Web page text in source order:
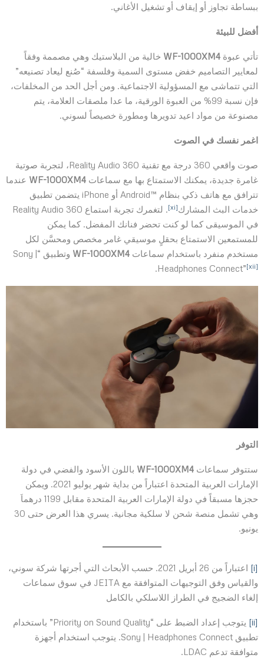
ببساطة تجاوز أو إيقاف أو تشغيل الأغاني.
أفضل للبيئة
تأتي عبوة WF-1000XM4 خالية من البلاستيك وهي مصممة وفقاً
لمعايير التصاميم خفض مستوى السمية وفلسفة “صُنع ليعاد تصنيعه”
التي تتماشى مع المسؤولية الاجتماعية. ومن أجل الحد من المخلفات،
فإن نسبة 99% من العبوة الورقية، ما عدا ملصقات العلامة، يتم
مصنوعة من مواد اعيد تدويرها ومطورة خصيصاً لسوني.
اغمر نفسك في الصوت
صوت واقعي 360 درجة مع تقنية 360 Reality Audio، لتجربة صوتية
غامرة جديدة، يمكنك الاستمتاع بها مع سماعات WF-1000XM4 عندما
تترافق مع هاتف ذكي بنظام ™Android أو iPhone يتضمن تطبيق
خدمات البث المشارك[xi]
. لتغمرك تجربة استماع 360 Reality Audio
في الموسيقى كما لو كنت تحضر فنانك المفضل. كما يمكن
للمستمعين الاستمتاع بحقلٍ موسيقي غامر مخصص ومحسَّن لكل
مستخدم منفرد باستخدام سماعات WF-1000XM4
وتطبيق “Sony |
Headphones Connect”[xii]
.
التوفر
ستتوفر سماعات WF-1000XM4 باللون الأسود والفضي في دولة
الإمارات العربية المتحدة اعتباراً من بداية شهر يوليو 2021. ويمكن
حجزها مسبقاً في دولة الإمارات العربية المتحدة مقابل 1199 درهماَ
وهي تشمل منصة شحن لا سلكية مجانية. يسري هذا العرض حتى 30
يونيو.
[i]
اعتباراً من 26 أبريل 2021. حسب الأبحاث التي أجرتها شركة سوني،
والقياس وفق التوجيهات المتوافقة مع JEITA في سوق سماعات
إلغاء الضجيج في الطراز اللاسلكي بالكامل
[ii]
يتوجب إعداد الضبط على “Priority on Sound Quality” باستخدام
تطبيق Sony | Headphones Connect. يتوجب استخدام أجهزة
متوافقة تدعم LDAC.